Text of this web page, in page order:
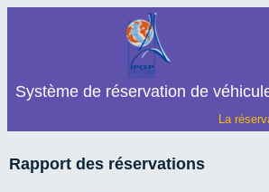
Système de réservation de
La
Rapport des réservations